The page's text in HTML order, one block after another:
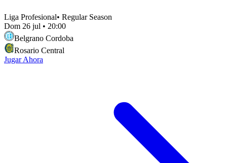
Liga Profesional• Regular Season
Dom 26 jul • 20:00
Belgrano Cordoba
Rosario Central
Jugar Ahora